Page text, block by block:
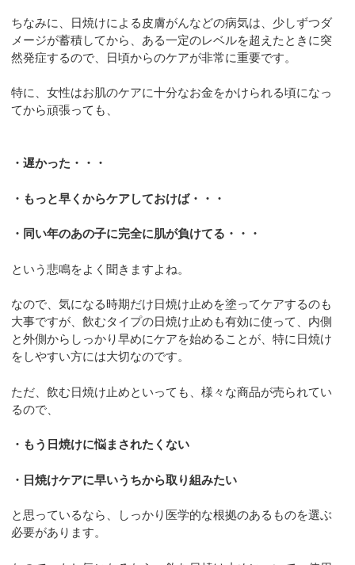
ちなみに、日焼けによる皮膚がんなどの病気は、少しずつダ
メージが蓄積してから、ある一定のレベルを超えたときに突
然発症するので、日頃からのケアが非常に重要です。
特に、女性はお肌のケアに十分なお金をかけられる頃になっ
てから頑張っても、
・遅かった・・・
・もっと早くからケアしておけば・・・
・同い年のあの子に完全に肌が負けてる・・・
という悲鳴をよく聞きますよね。
なので、気になる時期だけ日焼け止めを塗ってケアするのも
大事ですが、飲むタイプの日焼け止めも有効に使って、内側
と外側からしっかり早めにケアを始めることが、特に日焼け
をしやすい方には大切なのです。
ただ、飲む日焼け止めといっても、様々な商品が売られてい
るので、
・もう日焼けに悩まされたくない
・日焼けケアに早いうちから取り組みたい
と思っているなら、しっかり医学的な根拠のあるものを選ぶ
必要があります。